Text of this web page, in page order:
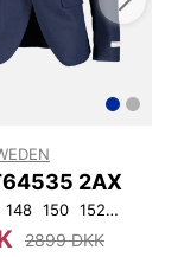
2AX
148 150 152 92
2899 DKK